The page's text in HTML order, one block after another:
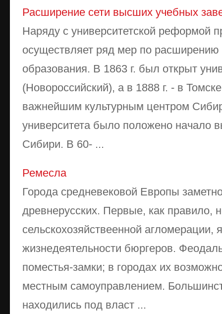
Расширение сети высших учебных
Наряду с университетской реформой
осуществляет ряд мер по расширению
образования. В 1863 г. был открыт
(Новороссийский), а в 1888 г. - в
важнейшим культурным центром
университета было положено начало
Сибири. В 60- ...
Ремесла
Города средневековой Европы
древнерусских. Первые, как пра­ви­ло,
сельскохозяйствеенной агломерации,
жизнедеятельности бюргеров.
поместья-замки; в городах их
местным самоуправлением.
находились под власт ...